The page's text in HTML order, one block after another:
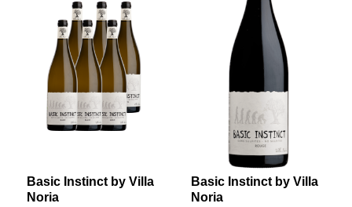
Basic Instinct by Villa
Noria
Basic Instinct by Villa
Noria